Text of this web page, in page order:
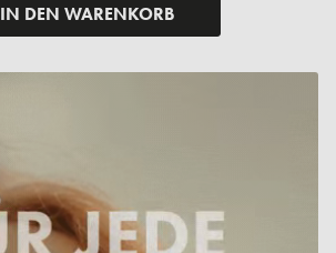
IN DEN WARENKORB